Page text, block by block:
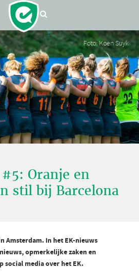
Foto: Koen Suyk
Oranje en
stil bij Barcelona
Amsterdam. In het EK-nieuws
opmerkelijke zaken en
social media over het EK.